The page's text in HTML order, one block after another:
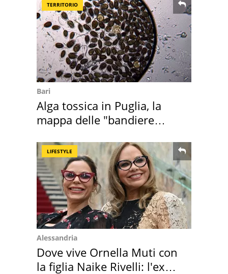
TERRITORIO
Bari
Alga tossica in Puglia, la
mappa delle "bandiere
LIFESTYLE
Alessandria
Dove vive Ornella Muti con
la figlia Naike Rivelli: l'ex